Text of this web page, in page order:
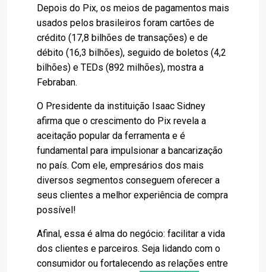
Depois do Pix, os meios de pagamentos mais
usados pelos brasileiros foram cartões de
crédito (17,8 bilhões de transações) e de
débito (16,3 bilhões), seguido de boletos (4,2
bilhões) e TEDs (892 milhões), mostra a
Febraban.
O Presidente da instituição Isaac Sidney
afirma que o crescimento do Pix revela a
aceitação popular da ferramenta e é
fundamental para impulsionar a bancarização
no país. Com ele, empresários dos mais
diversos segmentos conseguem oferecer a
seus clientes a melhor experiência de compra
possível!
Afinal, essa é alma do negócio: facilitar a vida
dos clientes e parceiros. Seja lidando com o
consumidor ou fortalecendo as relações entre